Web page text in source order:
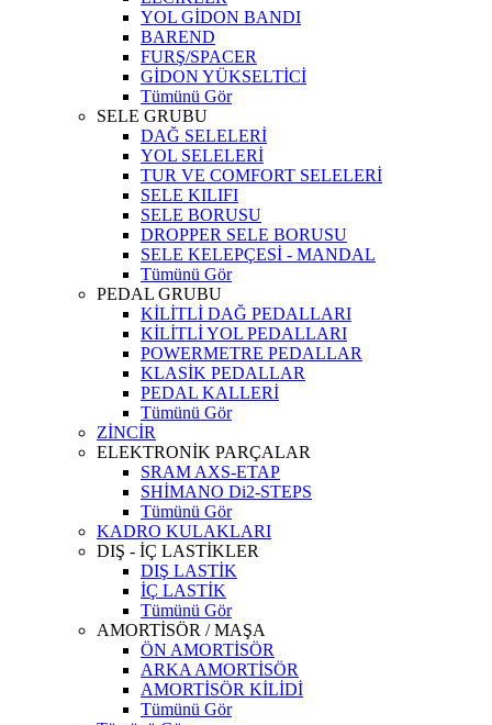
YOL GİDON BANDI
BAREND
FURŞ/SPACER
GİDON YÜKSELTİCİ
Tümünü Gör
SELE GRUBU
DAĞ SELELERİ
YOL SELELERİ
TUR VE COMFORT SELELERİ
SELE KILIFI
SELE BORUSU
DROPPER SELE BORUSU
SELE KELEPÇESİ - MANDAL
Tümünü Gör
PEDAL GRUBU
KİLİTLİ DAĞ PEDALLARI
KİLİTLİ YOL PEDALLARI
POWERMETRE PEDALLAR
KLASİK PEDALLAR
PEDAL KALLERİ
Tümünü Gör
ZİNCİR
ELEKTRONİK PARÇALAR
SRAM AXS-ETAP
SHİMANO Di2-STEPS
Tümünü Gör
KADRO KULAKLARI
DIŞ - İÇ LASTİKLER
DIŞ LASTİK
İÇ LASTİK
Tümünü Gör
AMORTİSÖR / MAŞA
ÖN AMORTİSÖR
ARKA AMORTİSÖR
AMORTİSÖR KİLİDİ
Tümünü Gör